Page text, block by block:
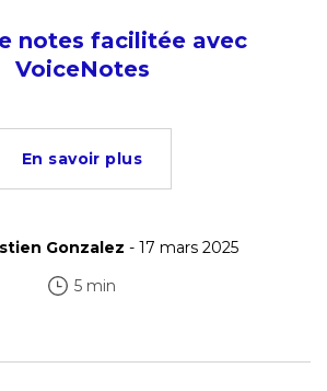
notes facilitée avec
VoiceNotes
En savoir plus
Gonzalez - 17 mars 2025
5 min